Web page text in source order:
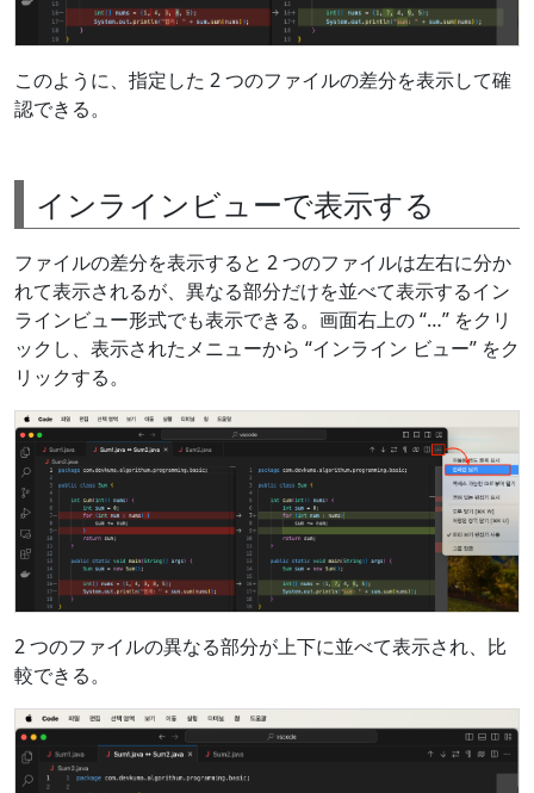
このように、指定した 2 つのファイルの差分を表示して確
認できる。
インラインビューで表示する
ファイルの差分を表示すると 2 つのファイルは左右に分か
れて表示されるが、異なる部分だけを並べて表示するイン
ラインビュー形式でも表示できる。画面右上の “…” をクリ
ックし、表示されたメニューから “インライン ビュー” をク
リックする。
2 つのファイルの異なる部分が上下に並べて表示され、比
較できる。